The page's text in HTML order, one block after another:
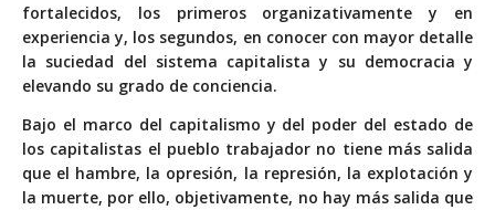
fortalecidos, los primeros organizativamente y en
experiencia y, los segundos, en conocer con mayor detalle
la suciedad del sistema capitalista y su democracia y
elevando su grado de conciencia.
Bajo el marco del capitalismo y del poder del estado de
los capitalistas el pueblo trabajador no tiene más salida
que el hambre, la opresión, la represión, la explotación y
la muerte, por ello, objetivamente, no hay más salida que